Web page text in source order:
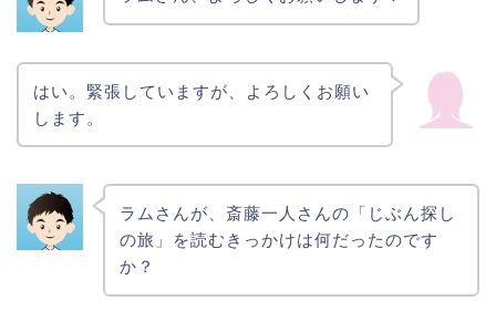
はい。緊張していますが、よろしくお願い
します。
ラムさんが、斎藤一人さんの「じぶん探し
の旅」を読むきっかけは何だったのです
か？